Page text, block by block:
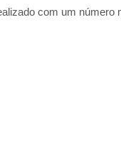
com um número